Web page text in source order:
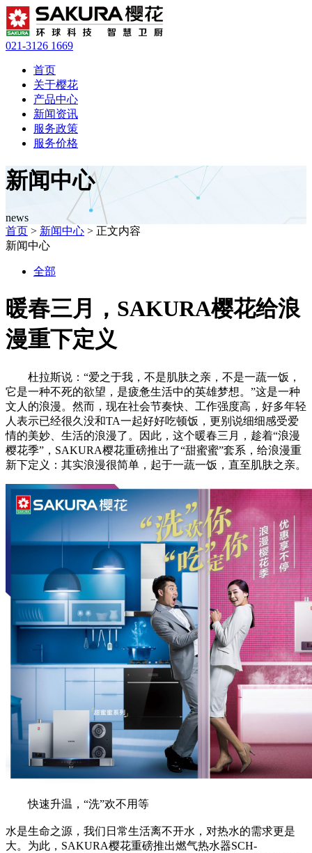
021-3126 1669
首页
关于樱花
产品中心
新闻资讯
服务政策
服务价格
新闻中心
news
首页 > 新闻中心 > 正文内容
新闻中心
全部
暖春三月，SAKURA樱花给浪
漫重下定义
杜拉斯说：“爱之于我，不是肌肤之亲，不是一蔬一饭，
它是一种不死的欲望，是疲惫生活中的英雄梦想。”这是一种
文人的浪漫。然而，现在社会节奏快、工作强度高，好多年轻
人表示已经很久没和TA一起好好吃顿饭，更别说细细感受爱
情的美妙、生活的浪漫了。因此，这个暖春三月，趁着“浪漫
樱花季”，SAKURA樱花重磅推出了“甜蜜蜜”套系，给浪漫重
新下定义：其实浪漫很简单，起于一蔬一饭，直至肌肤之亲。
快速升温，“洗”欢不用等
水是生命之源，我们日常生活离不开水，对热水的需求更是
大。为此，SAKURA樱花重磅推出燃气热水器SCH-